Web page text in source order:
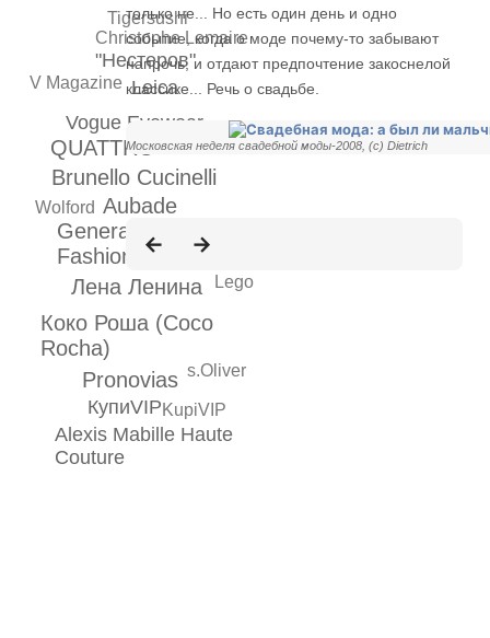
Generation Next
Fashion Week
Aubade
Лена Ленина
Brunello Cucinelli
Коко Роша (Coco
Rocha)
QUATTRO
Pronovias
Vogue Eyewear
Leica
"Нестеров"
КупиVIP
Alexis Mabille Haute
Couture
V Magazine
Wolford
Lego
Christophe Lemaire
Tigersushi
KupiVIP
s.Oliver
только не... Но есть один день и одно
событие, когда о моде почему-то забывают
напрочь, и отдают предпочтение закоснелой
классике... Речь о свадьбе.
Московская неделя свадебной моды-2008, (с) Dietrich